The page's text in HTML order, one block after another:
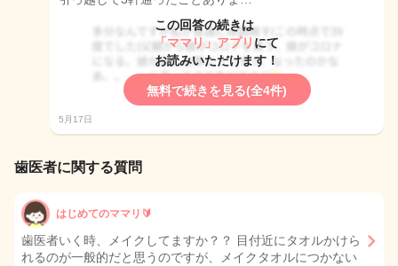
この回答の続きは
「ママリ」アプリ にて
お読みいただけます！
無料で続きを見る(全4件)
5月17日
歯医者に関する質問
はじめてのママリ🔰
歯医者いく時、メイクしてますか？？ 目付近にタオルかけら
れるのが一般的だと思うのですが、メイクタオルにつかない